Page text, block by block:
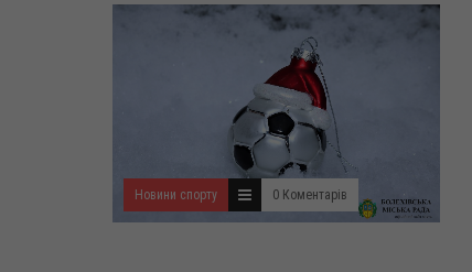
Новини спорту 0 Коментарів